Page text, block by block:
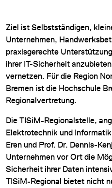
Ziel ist Selbstständigen,
Unternehmen,
praxisgerechte
ihrer IT-Sicherheit
vernetzen. Für die Region
Bremen ist die Hochschule
Regionalvertretung.
Die TISiM-Regionalstelle,
Elektrotechnik und
Eren und Prof. Dr. Dennis-
Unternehmen vor Ort die
Sicherheit ihrer Daten
TISiM-Regional bietet nicht